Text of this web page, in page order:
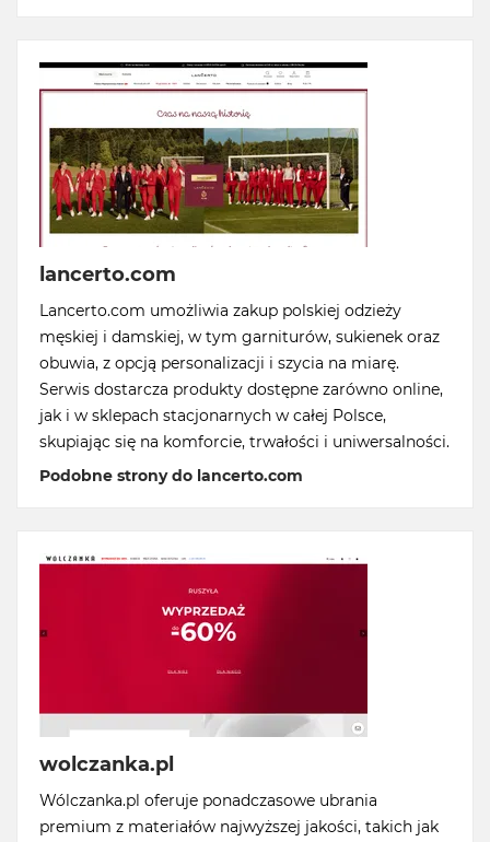
lancerto.com
Lancerto.com umożliwia zakup polskiej odzieży
męskiej i damskiej, w tym garniturów, sukienek oraz
obuwia, z opcją personalizacji i szycia na miarę.
Serwis dostarcza produkty dostępne zarówno online,
jak i w sklepach stacjonarnych w całej Polsce,
skupiając się na komforcie, trwałości i uniwersalności.
Podobne strony do lancerto.com
wolczanka.pl
Wólczanka.pl oferuje ponadczasowe ubrania
premium z materiałów najwyższej jakości, takich jak